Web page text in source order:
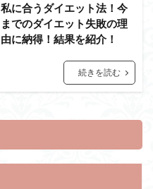
私に合うダイエット法！今
までのダイエット失敗の理
由に納得！結果を紹介！
続きを読む